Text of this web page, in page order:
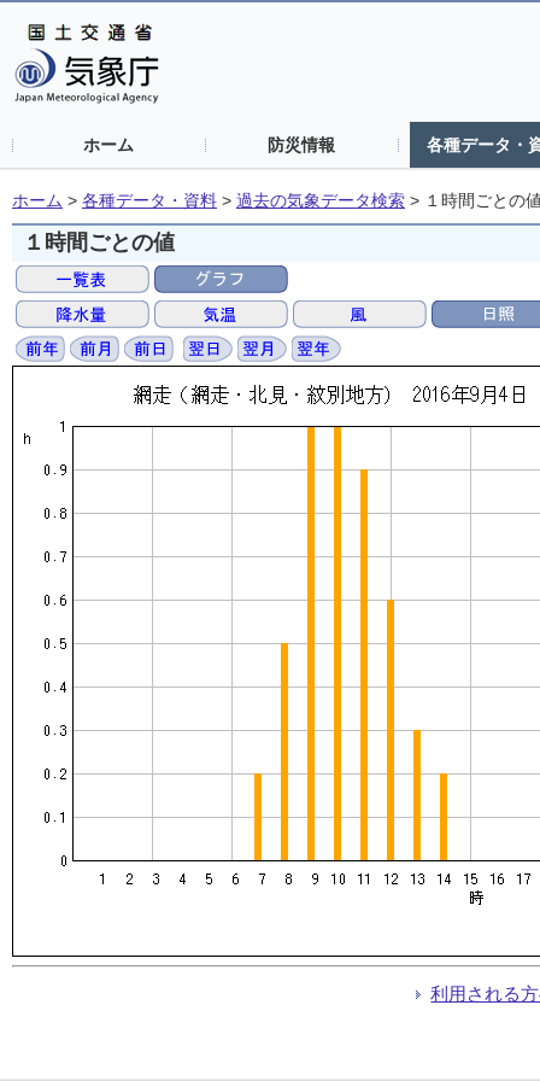
ホーム 防災情報 各種データ・
ホーム > 各種データ・資料 > 過去の気象データ検索 > １時間ごとの
１時間ごとの値
利用される